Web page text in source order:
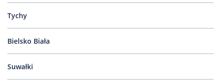
Galeria
801
502
Suwałki
Tychy
Bielsko Biała